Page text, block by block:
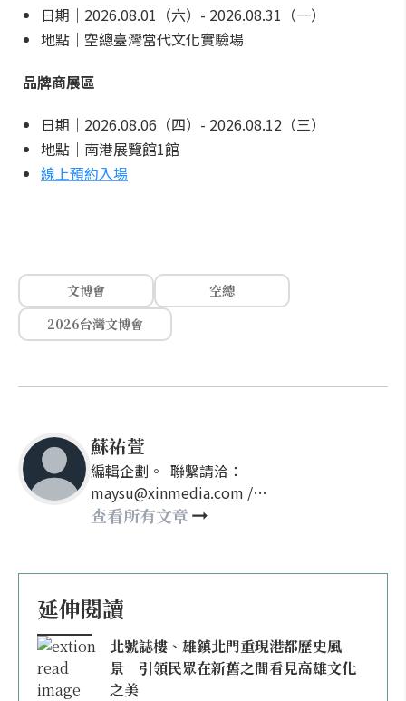
日期｜2026.08.01（六）- 2026.08.31（一）
地點｜空總臺灣當代文化實驗場
品牌商展區
日期｜2026.08.06（四）- 2026.08.12（三）
地點｜南港展覽館1館
線上預約入場
文博會
空總
2026台灣文博會
蘇祐萱
編輯企劃。 聯繫請洽：
maysu@xinmedia.com /
may860527@gmail.com
查看所有文章
延伸閱讀
北號誌樓、雄鎮北門重現港都歷史風
景 引領民眾在新舊之間看見高雄文化
之美